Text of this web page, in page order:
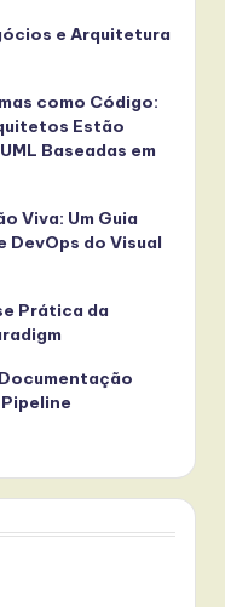
e Arquitetura
como Código:
Estão
Baseadas em
Viva: Um Guia
DevOps do Visual
Prática da